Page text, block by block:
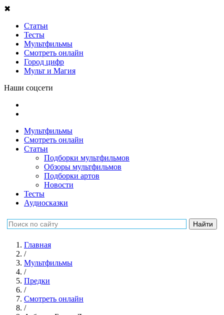
✖
Статьи
Тесты
Мультфильмы
Смотреть онлайн
Город цифр
Мульт и Магия
Наши соцсети
Мультфильмы
Смотреть онлайн
Статьи
Подборки мультфильмов
Обзоры мультфильмов
Подборки артов
Новости
Тесты
Аудиосказки
Главная
/
Мультфильмы
/
Предки
/
Смотреть онлайн
/